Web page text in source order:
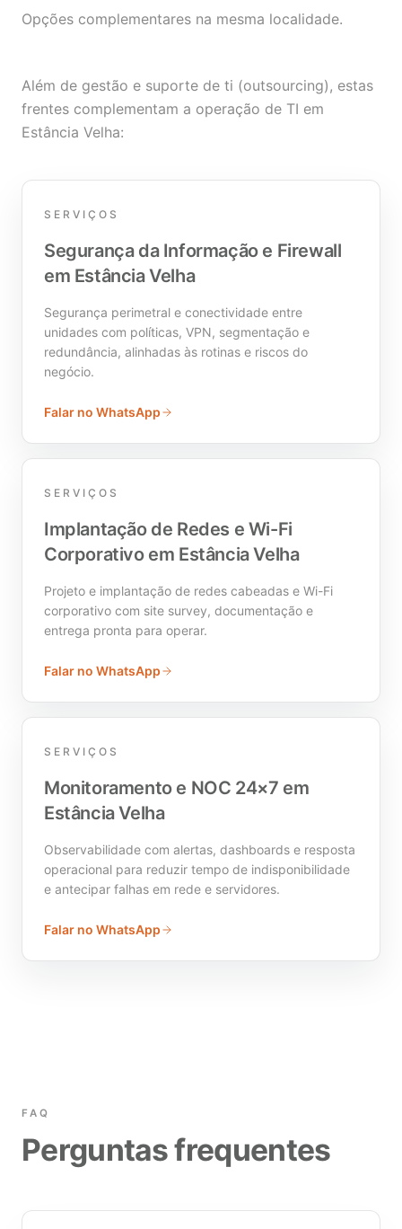
Opções complementares na mesma localidade.
Além de gestão e suporte de ti (outsourcing), estas
frentes complementam a operação de TI em
Estância Velha:
SERVIÇOS
Segurança da Informação e Firewall
em Estância Velha
Segurança perimetral e conectividade entre
unidades com políticas, VPN, segmentação e
redundância, alinhadas às rotinas e riscos do
negócio.
Falar no WhatsApp
SERVIÇOS
Implantação de Redes e Wi-Fi
Corporativo em Estância Velha
Projeto e implantação de redes cabeadas e Wi-Fi
corporativo com site survey, documentação e
entrega pronta para operar.
Falar no WhatsApp
SERVIÇOS
Monitoramento e NOC 24×7 em
Estância Velha
Observabilidade com alertas, dashboards e resposta
operacional para reduzir tempo de indisponibilidade
e antecipar falhas em rede e servidores.
Falar no WhatsApp
FAQ
Perguntas frequentes